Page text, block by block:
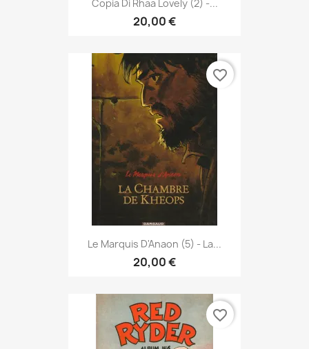
Copia Di Rhaa Lovely (2) -...
20,00 €
Le Marquis D'Anaon (5) - La...
20,00 €
favorite_border
favorite_border